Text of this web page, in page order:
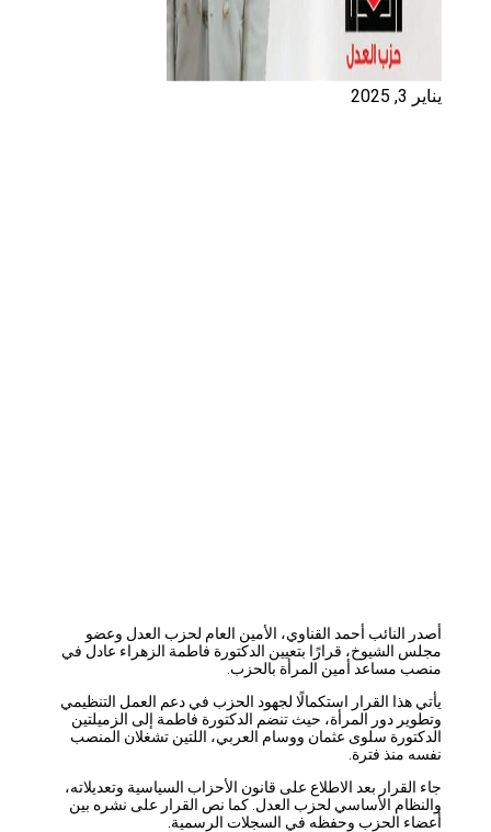
أصدر النائب أحمد القناوي، الأمين العام لحزب العدل وعضو
مجلس الشيوخ، قرارًا بتعيين الدكتورة فاطمة الزهراء عادل في
منصب مساعد أمين المرأة بالحزب.
يأتي هذا القرار استكمالًا لجهود الحزب في دعم العمل التنظيمي
وتطوير دور المرأة، حيث تنضم الدكتورة فاطمة إلى الزميلتين
الدكتورة سلوى عثمان ووسام العربي، اللتين تشغلان المنصب
نفسه منذ فترة.
جاء القرار بعد الاطلاع على قانون الأحزاب السياسية وتعديلاته،
والنظام الأساسي لحزب العدل. كما نص القرار على نشره بين
أعضاء الحزب وحفظه في السجلات الرسمية.